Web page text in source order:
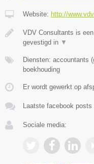
Website: http://
VDV Consultants is
gevestigd in ▼
Diensten: accountants
boekhouding
Er wordt gewerkt op
Laatste facebook posts
Sociale media: